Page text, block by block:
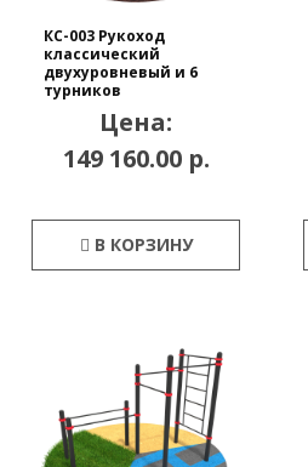
КС-003 Рукоход
классический
двухуровневый и 6
турников
Цена:
149 160.00 р.
В КОРЗИНУ